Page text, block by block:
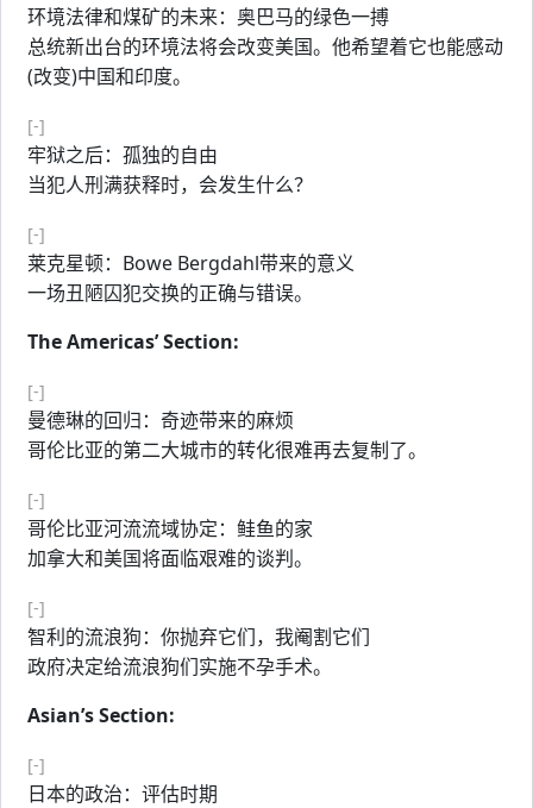
环境法律和煤矿的未来：奥巴马的绿色一搏
总统新出台的环境法将会改变美国。他希望着它也能感动
(改变)中国和印度。
[-]
牢狱之后：孤独的自由
当犯人刑满获释时，会发生什么？
[-]
莱克星顿：Bowe Bergdahl带来的意义
一场丑陋囚犯交换的正确与错误。
The Americas’ Section:
[-]
曼德琳的回归：奇迹带来的麻烦
哥伦比亚的第二大城市的转化很难再去复制了。
[-]
哥伦比亚河流流域协定：鲑鱼的家
加拿大和美国将面临艰难的谈判。
[-]
智利的流浪狗：你抛弃它们，我阉割它们
政府决定给流浪狗们实施不孕手术。
Asian’s Section:
[-]
日本的政治：评估时期